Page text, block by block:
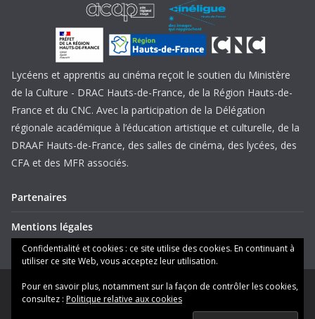
Lycéens et apprentis au cinéma reçoit le soutien du Ministère
de la Culture - DRAC Hauts-de-France, de la Région Hauts-de-
France et du CNC. Avec la participation de la Délégation
régionale académique à l’éducation artistique et culturelle, de la
DRAAF Hauts-de-France, des salles de cinéma, des lycées, des
CFA et des MFR associés.
Partenaires
Mentions légales
Copyright © 2026 Lycéens et apprentis au cinéma Hauts-de-
. Tous droits réservés.
Confidentialité et cookies : ce site utilise des cookies. En continuant à
utiliser ce site Web, vous acceptez leur utilisation.
Pour en savoir plus, notamment sur la façon de contrôler les cookies,
consultez : Politique relative aux cookies